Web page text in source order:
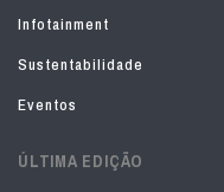
Infotainment
Sustentabilidade
Eventos
ÚLTIMA EDIÇÃO